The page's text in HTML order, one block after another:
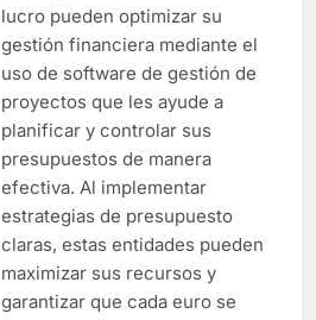
lucro pueden optimizar su
gestión financiera mediante el
uso de software de gestión de
proyectos que les ayude a
planificar y controlar sus
presupuestos de manera
efectiva. Al implementar
estrategias de presupuesto
claras, estas entidades pueden
maximizar sus recursos y
garantizar que cada euro se